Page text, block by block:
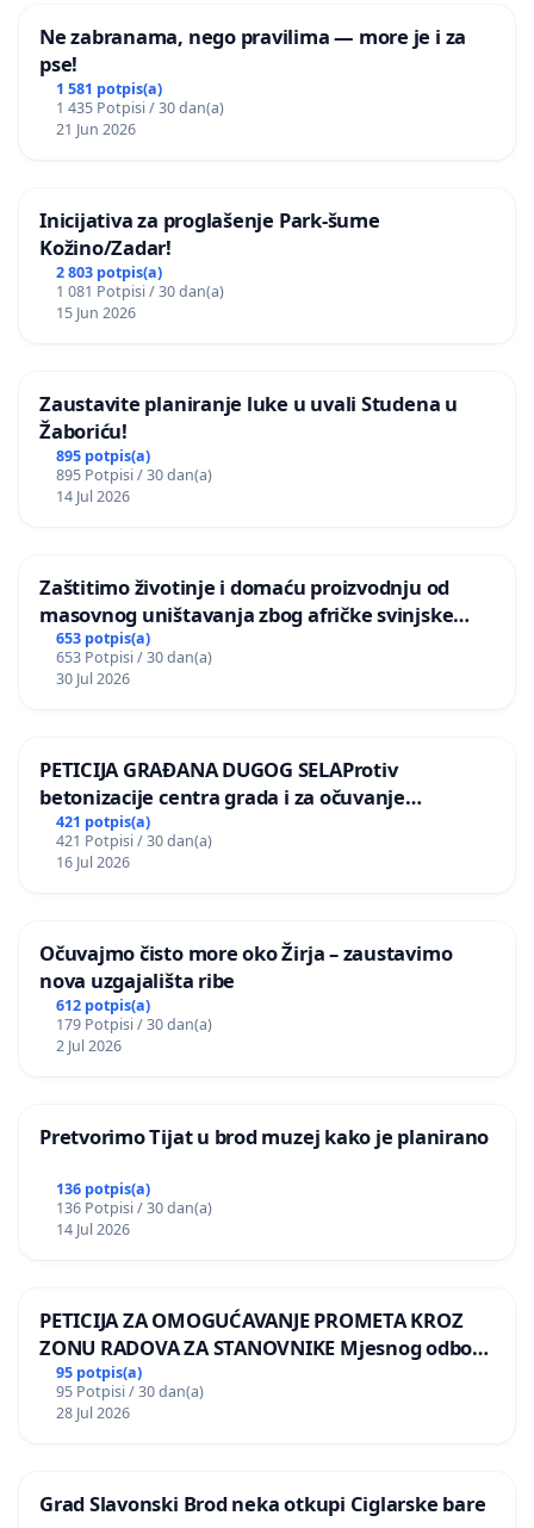
Ne zabranama, nego pravilima — more je i za
pse!
1 581 potpis(a)
1 435 Potpisi / 30 dan(a)
21 Jun 2026
Inicijativa za proglašenje Park-šume
Kožino/Zadar!
2 803 potpis(a)
1 081 Potpisi / 30 dan(a)
15 Jun 2026
Zaustavite planiranje luke u uvali Studena u
Žaboriću!
895 potpis(a)
895 Potpisi / 30 dan(a)
14 Jul 2026
Zaštitimo životinje i domaću proizvodnju od
masovnog uništavanja zbog afričke svinjske
kuge
653 potpis(a)
653 Potpisi / 30 dan(a)
30 Jul 2026
PETICIJA GRAĐANA DUGOG SELAProtiv
betonizacije centra grada i za očuvanje
postojećih zelenih površina i odraslih stabala pri
donošenju izmjena urbanističkog plana
421 potpis(a)
421 Potpisi / 30 dan(a)
16 Jul 2026
Očuvajmo čisto more oko Žirja – zaustavimo
nova uzgajališta ribe
612 potpis(a)
179 Potpisi / 30 dan(a)
2 Jul 2026
Pretvorimo Tijat u brod muzej kako je planirano
136 potpis(a)
136 Potpisi / 30 dan(a)
14 Jul 2026
PETICIJA ZA OMOGUĆAVANJE PROMETA KROZ
ZONU RADOVA ZA STANOVNIKE Mjesnog odbora
Kamensko i Lemić Brdo
95 potpis(a)
95 Potpisi / 30 dan(a)
28 Jul 2026
Grad Slavonski Brod neka otkupi Ciglarske bare